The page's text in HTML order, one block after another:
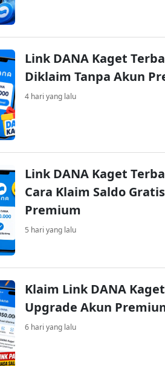
Link DANA Kaget
Diklaim Tanpa Akun
4 hari yang lalu
Link DANA Kaget
Cara Klaim Saldo
Premium
5 hari yang lalu
Klaim Link DANA
Upgrade Akun
6 hari yang lalu